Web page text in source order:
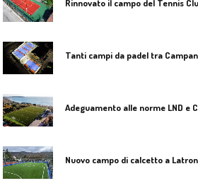
Rinnovato il campo del Tennis
Tanti campi da padel tra
Nuovo campo di calcetto a